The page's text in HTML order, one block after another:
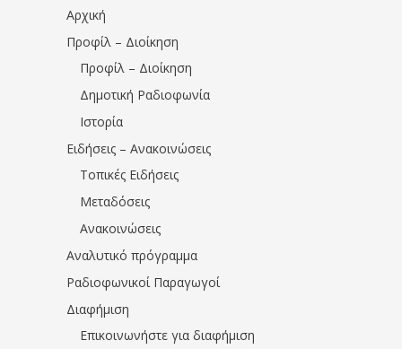
Αρχική
Προφίλ – Διοίκηση
Προφίλ – Διοίκηση
Δημοτική Ραδιοφωνία
Ιστορία
Ειδήσεις – Ανακοινώσεις
Τοπικές Ειδήσεις
Μεταδόσεις
Ανακοινώσεις
Αναλυτικό πρόγραμμα
Ραδιοφωνικοί Παραγωγοί
Διαφήμιση
Επικοινωνήστε για διαφήμιση